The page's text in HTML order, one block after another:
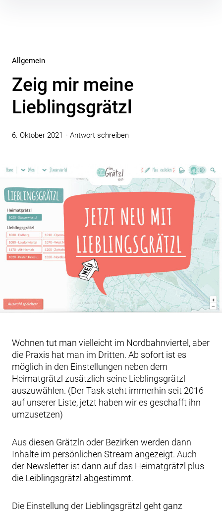
Allgemein
Zeig mir meine
Lieblingsgrätzl
6. Oktober 2021 Antwort schreiben
Wohnen tut man vielleicht im Nordbahnviertel, aber
die Praxis hat man im Dritten. Ab sofort ist es
möglich in den Einstellungen neben dem
Heimatgrätzl zusätzlich seine Lieblingsgrätzl
auszuwählen. (Der Task steht immerhin seit 2016
auf unserer Liste, jetzt haben wir es geschafft ihn
umzusetzen)
Aus diesen Grätzln oder Bezirken werden dann
Inhalte im persönlichen Stream angezeigt. Auch
der Newsletter ist dann auf das Heimatgrätzl plus
die Leiblingsgrätzl abgestimmt.
Die Einstellung der Lieblingsgrätzl geht ganz